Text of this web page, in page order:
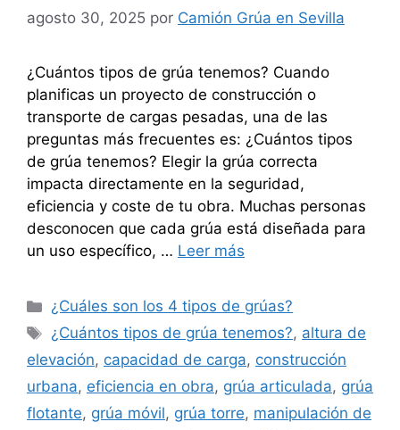
agosto 30, 2025 por Camión Grúa en Sevilla
¿Cuántos tipos de grúa tenemos? Cuando
planificas un proyecto de construcción o
transporte de cargas pesadas, una de las
preguntas más frecuentes es: ¿Cuántos tipos
de grúa tenemos? Elegir la grúa correcta
impacta directamente en la seguridad,
eficiencia y coste de tu obra. Muchas personas
desconocen que cada grúa está diseñada para
un uso específico, … Leer más
Categorías
¿Cuáles son los 4 tipos de grúas?
Etiquetas
¿Cuántos tipos de grúa tenemos?, altura de
elevación, capacidad de carga, construcción
urbana, eficiencia en obra, grúa articulada, grúa
flotante, grúa móvil, grúa torre, manipulación de